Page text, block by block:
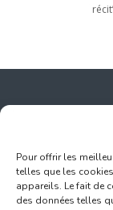
Pour offrir les
telles que les
appareils. Le fait de
des données telles
Association